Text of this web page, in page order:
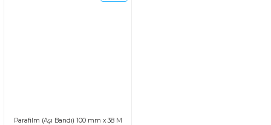
Parafilm (Aşı Bandı) 100 mm x 38 M